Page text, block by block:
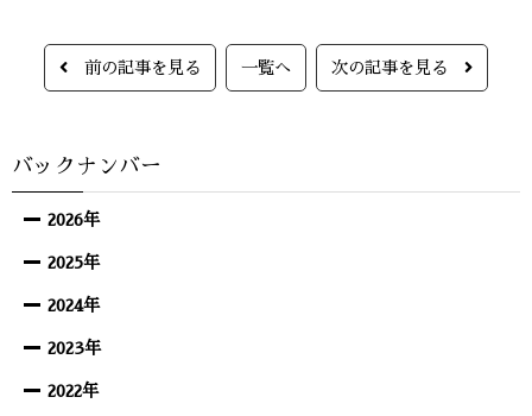
前の記事を見る 一覧へ 次の記事を見る
バックナンバー
2026年
2025年
2024年
2023年
2022年